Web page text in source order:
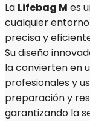
La Lifebag M es
cualquier
precisa y
Su diseño
la convierten en
profesionales y
preparación y
garantizando la